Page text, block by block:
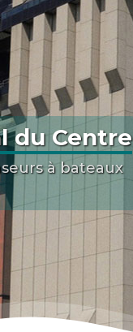
du Centre
à bateaux